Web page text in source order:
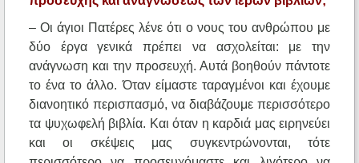
– Οι άγιοι Πατέρες λένε ότι ο νους του ανθρώπου με
δύο έργα γενικά πρέπει να ασχολείται: με την
ανάγνωση και την προσευχή. Αυτά βοηθούν πάντοτε
το ένα το άλλο. Όταν είμαστε ταραγμένοι και έχουμε
διανοητικό περισπασμό, να διαβάζουμε περισσότερο
τα ψυχωφελή βιβλία. Και όταν η καρδιά μας ειρηνεύει
και οι σκέψεις μας συγκεντρώνονται, τότε